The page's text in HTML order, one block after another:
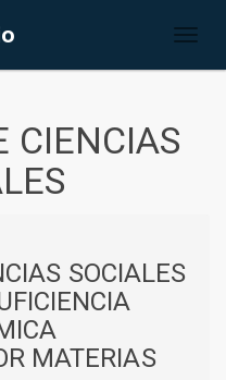
CIENCIAS
SOCIALES
MATERIAS